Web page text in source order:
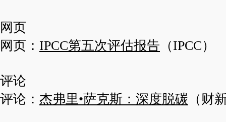
网页
网页： IPCC第五次评估报告 （IPCC）
评论
评论： 杰弗里•萨克斯：深度脱碳 （财